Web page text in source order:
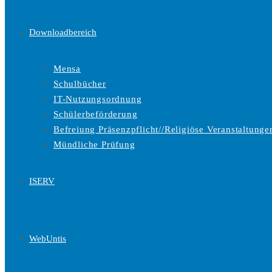
Downloadbereich
Mensa
Schulbücher
IT-Nutzungsordnung
Schülerbeförderung
Befreiung Präsenzpflicht//Religiöse
Mündliche Prüfung
ISERV
WebUntis